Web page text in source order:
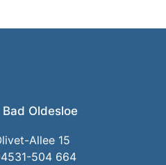
Oldesloe
Allee 15
504 664